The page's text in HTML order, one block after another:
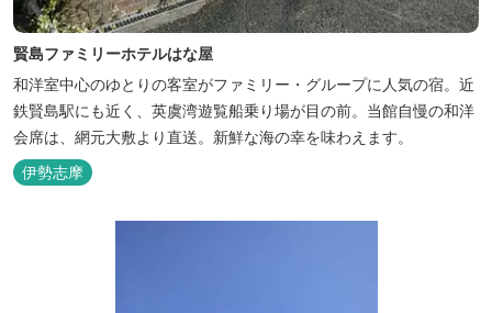
賢島ファミリーホテルはな屋
和洋室中心のゆとりの客室がファミリー・グループに人気の宿。近
鉄賢島駅にも近く、英虞湾遊覧船乗り場が目の前。当館自慢の和洋
会席は、網元大敷より直送。新鮮な海の幸を味わえます。
伊勢志摩